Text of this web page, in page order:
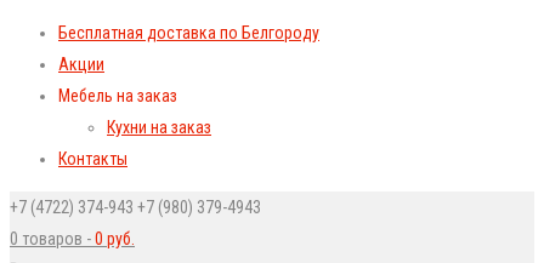
Бесплатная доставка по Белгороду
Акции
Мебель на заказ
Кухни на заказ
Контакты
+7 (4722) 374-943 +7 (980) 379-4943
0 товаров -0 руб.